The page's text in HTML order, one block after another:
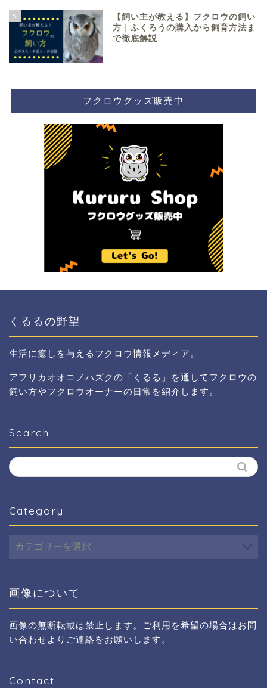
5
【飼い主が教える】フクロウの飼い
方｜ふくろうの購入から飼育方法ま
で徹底解説
フクロウグッズ販売中
くるるの野望
生活に癒しを与えるフクロウ情報メディア。
アフリカオオコノハズクの「くるる」を通してフクロウの
飼い方やフクロウオーナーの日常を紹介します。
Search
Category
画像について
画像の無断転載は禁止します。ご利用を希望の場合はお問
い合わせよりご連絡をお願いします。
Contact